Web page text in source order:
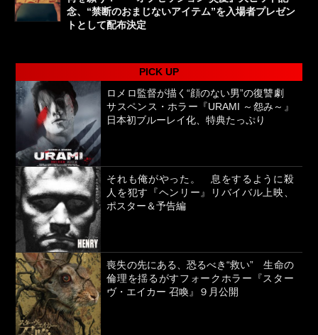
念、“禁断のおまじないアイテム”を入場者プレゼン
トとして配布決定
PICK UP
ロメロ監督が描く“顔のない男”の復讐劇
サスペンス・ホラー『URAMI ～怨み～』
日本初ブルーレイ化、特典たっぷり
それも俺がやった。 息をするように殺
人を犯す『ヘンリー』リバイバル上映、
ポスター＆予告編
喪失の先にある、恐るべき“救い” 生命の
倫理を揺るがすフォークホラー『スター
ヴ・エイカー 召喚』９月公開